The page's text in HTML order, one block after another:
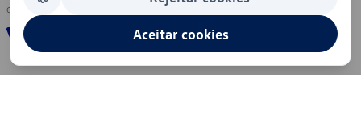
Aceitar cookies